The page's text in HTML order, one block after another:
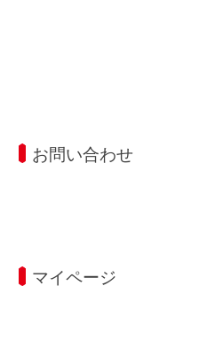
お問い合わせ
マイページ